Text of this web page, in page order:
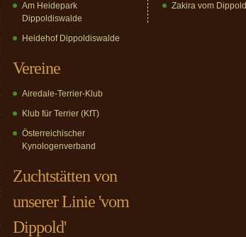
Am Heidepark
Dippoldiswalde
Heidehof Dippoldiswalde
Vereine
Airedale-Terrier-Klub
Klub für Terrier (KfT)
Österreichischer
Kynologenverband
Zuchtstätten von
unserer Linie 'vom
Dippold'
Zakira vom Dippold